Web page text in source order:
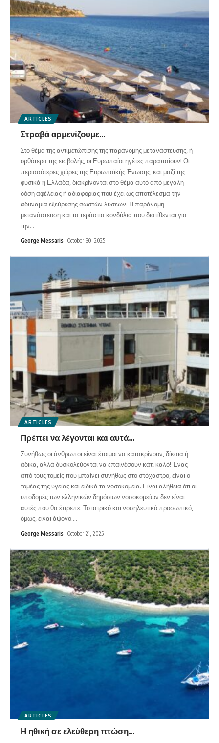
ARTICLES
Στραβά αρμενίζουμε…
Στο θέμα της αντιμετώπισης της παράνομης μετανάστευσης, ή
ορθότερα της εισβολής, οι Ευρωπαίοι ηγέτες παραπαίουν! Οι
περισσότερες χώρες της Ευρωπαϊκής Ένωσης, και μαζί της
φυσικά η Ελλάδα, διακρίνονται στο θέμα αυτό από μεγάλη
δόση αφέλειας ή αδιαφορίας που έχει ως αποτέλεσμα την
αδυναμία εξεύρεσης σωστών λύσεων. Η παράνομη
μετανάστευση και τα τεράστια κονδύλια που διατίθενται για
την…
George Messaris October 30, 2025
ARTICLES
Πρέπει να λέγονται και αυτά…
Συνήθως οι άνθρωποι είναι έτοιμοι να κατακρίνουν, δίκαια ή
άδικα, αλλά δυσκολεύονται να επαινέσουν κάτι καλό! Ένας
από τους τομείς που μπαίνει συνήθως στο στόχαστρο, είναι ο
τομέας της υγείας και ειδικά τα νοσοκομεία. Είναι αλήθεια ότι οι
υποδομές των ελληνικών δημόσιων νοσοκομείων δεν είναι
αυτές που θα έπρεπε. Το ιατρικό και νοσηλευτικό προσωπικό,
όμως, είναι άψογο.…
George Messaris October 21, 2025
ARTICLES
Η ηθική σε ελεύθερη πτώση…